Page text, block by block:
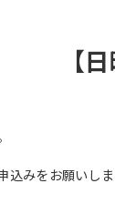
【日曜
みをお願いしま